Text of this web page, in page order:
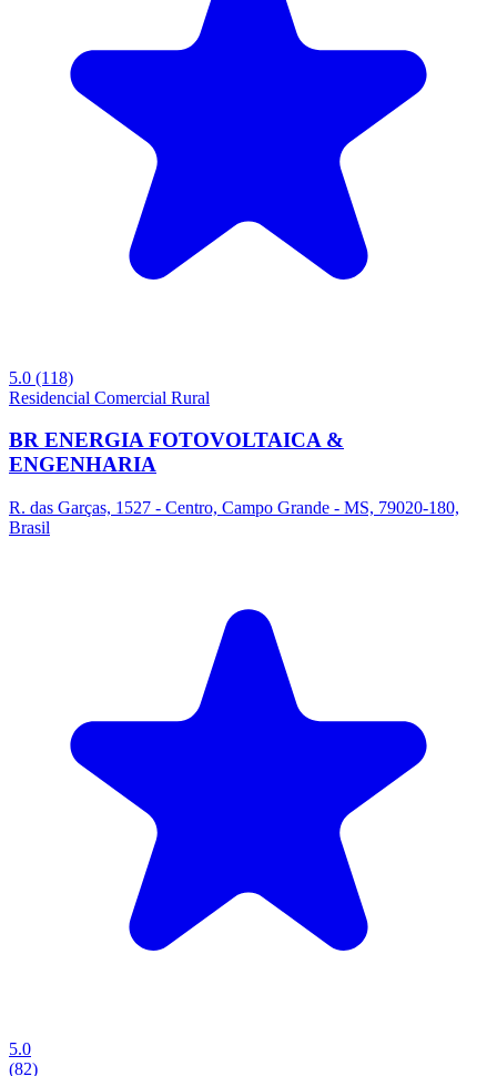
5.0 (118)
Residencial Comercial Rural
BR ENERGIA FOTOVOLTAICA &
ENGENHARIA
R. das Garças, 1527 - Centro, Campo Grande - MS, 79020-180,
Brasil
5.0
(82)